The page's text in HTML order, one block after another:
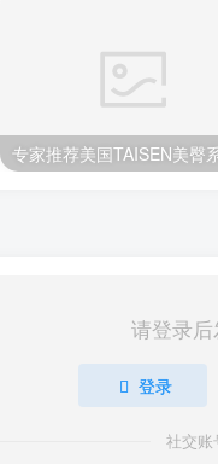
请登录
登录
社交账